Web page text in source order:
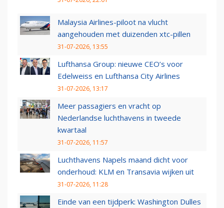
Malaysia Airlines-piloot na vlucht
aangehouden met duizenden xtc-pillen
31-07-2026, 13:55
Lufthansa Group: nieuwe CEO’s voor
Edelweiss en Lufthansa City Airlines
31-07-2026, 13:17
Meer passagiers en vracht op
Nederlandse luchthavens in tweede
kwartaal
31-07-2026, 11:57
Luchthavens Napels maand dicht voor
onderhoud: KLM en Transavia wijken uit
31-07-2026, 11:28
Einde van een tijdperk: Washington Dulles